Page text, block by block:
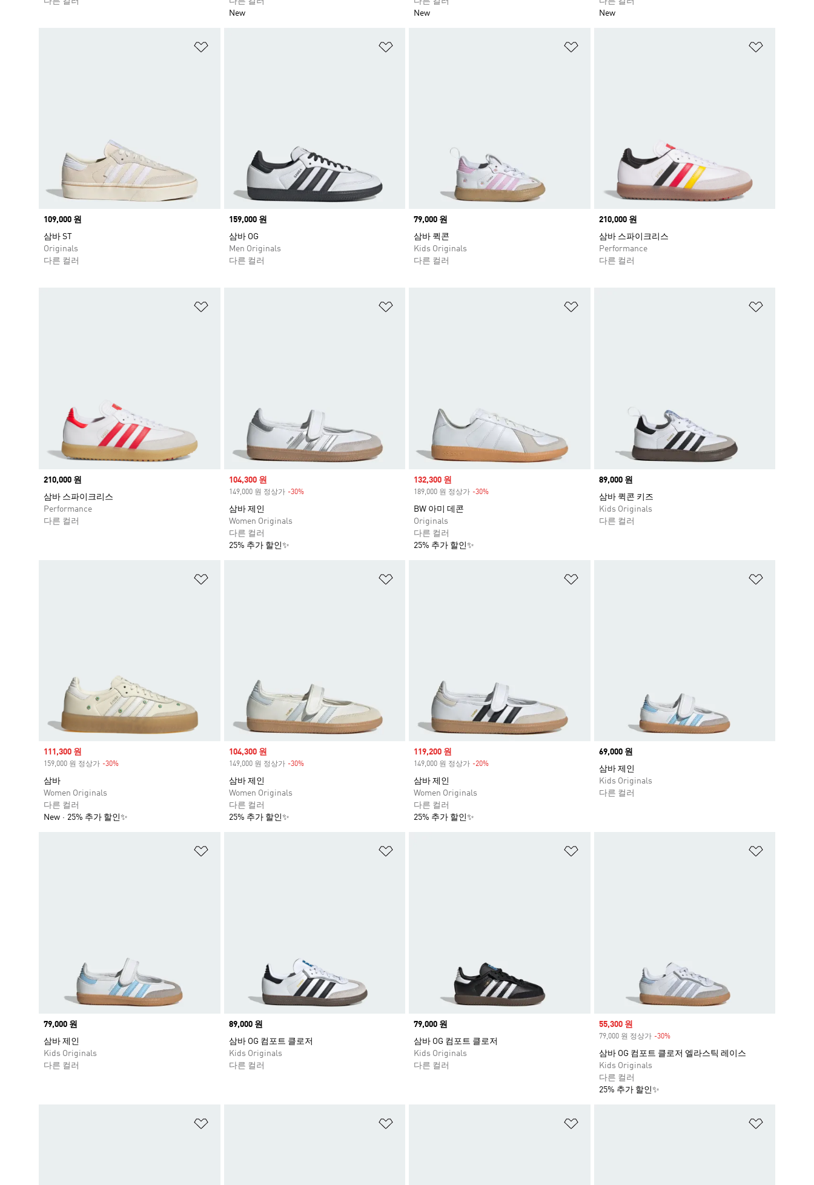
New
New
New
Price
109,000 원
삼바 ST
Originals
다른 컬러
Price
159,000 원
삼바 OG
Men Originals
다른 컬러
Price
79,000 원
삼바 퀵콘
Kids Originals
다른 컬러
Price
210,000 원
삼바 스파이크리스
Performance
다른 컬러
Price
210,000 원
삼바 스파이크리스
Performance
다른 컬러
Sale price
104,300 원
149,000 원 정상가 -30%Discount
삼바 제인
Women Originals
다른 컬러
25% 추가 할인✨
Sale price
132,300 원
189,000 원 정상가 -30%
BW 아미 데콘
Originals
다른 컬러
25% 추가 할인✨
Price
89,000 원
삼바 퀵콘 키즈
Kids Originals
다른 컬러
Sale price
111,300 원
159,000 원 정상가 -30%
삼바
Women Originals
다른 컬러
New
25% 추가 할인✨
Sale price
104,300 원
149,000 원 정상가 -30%Discount
삼바 제인
Women Originals
다른 컬러
25% 추가 할인✨
Sale price
119,200 원
149,000 원 정상가 -20%
삼바 제인
Women Originals
다른 컬러
25% 추가 할인✨
Price
69,000 원
삼바 제인
Kids Originals
다른 컬러
Price
79,000 원
삼바 제인
Kids Originals
다른 컬러
Price
89,000 원
삼바 OG 컴포트 클로저
Kids Originals
다른 컬러
Price
79,000 원
삼바 OG 컴포트 클로저
Kids Originals
다른 컬러
Sale price
55,300 원
79,000 원 정상가 -30%Discount
삼바 OG 컴포트 클로저 엘라스틱 레이스
Kids Originals
다른 컬러
25% 추가 할인✨